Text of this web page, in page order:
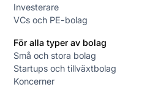
Investerare
VCs och PE-bolag
För alla typer av bolag
Små och stora bolag
Startups och tillväxtbolag
Koncerner